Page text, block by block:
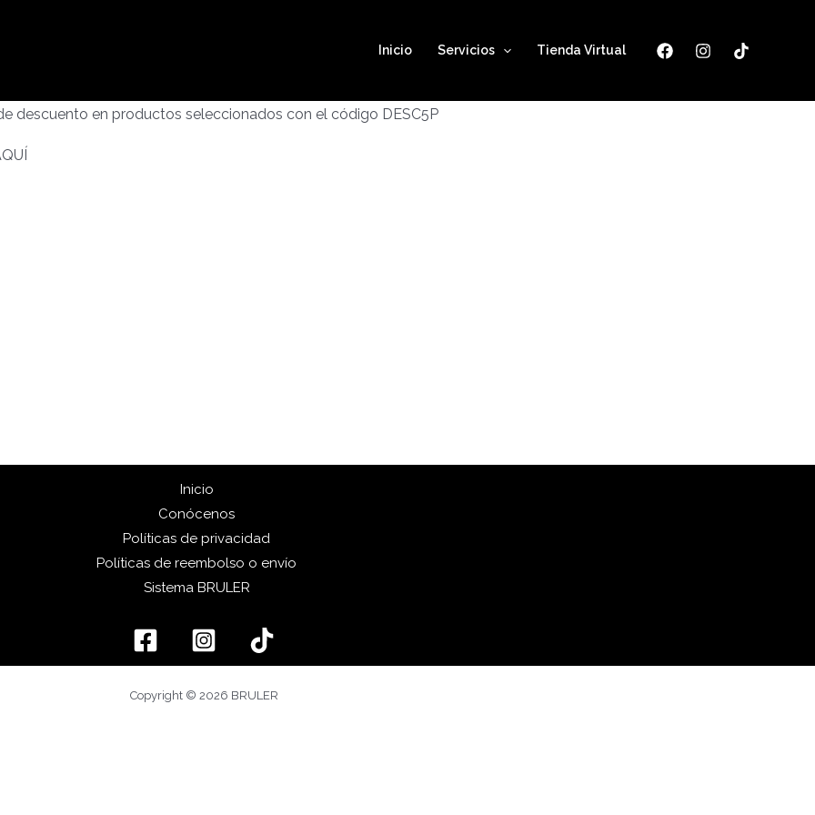
Inicio Servicios Tienda Virtual
descuento en productos seleccionados con el código DESC5P
Inicio
Conócenos
Políticas de privacidad
Políticas de reembolso o envío
Sistema BRULER
Copyright © 2026 BRULER